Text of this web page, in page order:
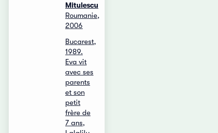
Mitulescu
Roumanie,
2006
Bucarest,
1989.
Eva vit
avec ses
parents
et son
petit
frère de
7 ans,